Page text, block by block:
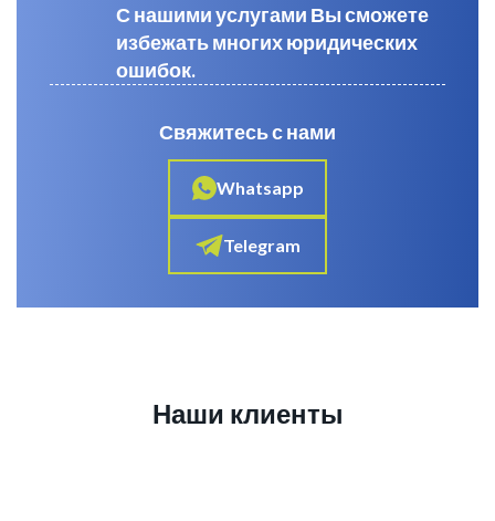
С нашими услугами Вы сможете
избежать многих юридических
ошибок.
Свяжитесь с нами
Whatsapp
Telegram
Наши клиенты